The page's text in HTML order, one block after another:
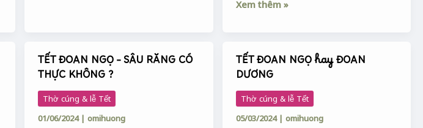
Xem thêm »
TẾT ĐOAN NGỌ – SÂU RĂNG CÓ
THỰC KHÔNG ?
Thờ cúng & lễ Tết
01/06/2024 |omihuong
TẾT
ĐOAN
NGỌ
–
SÂU
TẾT ĐOAN NGỌ hay ĐOAN
DƯƠNG
Thờ cúng & lễ Tết
05/03/2024 |omihuong
TẾT
ĐOAN
NGỌ
hay
ĐOAN